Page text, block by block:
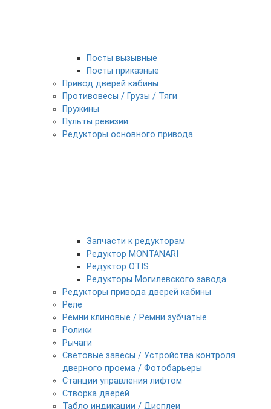
Посты вызывные
Посты приказные
Привод дверей кабины
Противовесы / Грузы / Тяги
Пружины
Пульты ревизии
Редукторы основного привода
Запчасти к редукторам
Редуктор MONTANARI
Редуктор OTIS
Редукторы Могилевского завода
Редукторы привода дверей кабины
Реле
Ремни клиновые / Ремни зубчатые
Ролики
Рычаги
Световые завесы / Устройства контроля
дверного проема / Фотобарьеры
Станции управления лифтом
Створка дверей
Табло индикации / Дисплеи